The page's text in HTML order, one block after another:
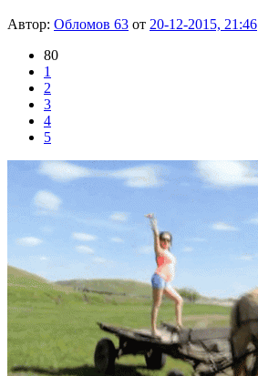
Автор: Обломов 63 от 20-12-2015, 21:46
80
1
2
3
4
5